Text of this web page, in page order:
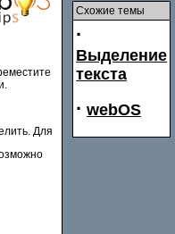
Для
Схожие темы
·
Выделение
текста
· webOS